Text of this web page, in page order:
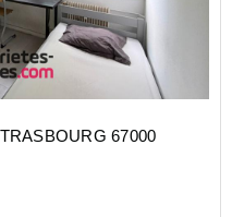
67000